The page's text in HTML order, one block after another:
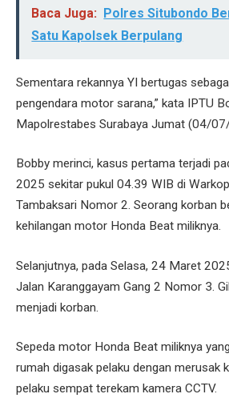
Baca Juga: Polres Situbondo
Satu Kapolsek Berpulang
Sementara rekannya YI bertugas
pengendara motor sarana,” kata IPTU
Mapolrestabes Surabaya Jumat (04/
Bobby merinci, kasus pertama terjadi
2025 sekitar pukul 04.39 WIB di
Tambaksari Nomor 2. Seorang korban
kehilangan motor Honda Beat miliknya.
Selanjutnya, pada Selasa, 24 Maret
Jalan Karanggayam Gang 2 Nomor 3.
menjadi korban.
Sepeda motor Honda Beat miliknya
rumah digasak pelaku dengan merusak
pelaku sempat terekam kamera CCTV.